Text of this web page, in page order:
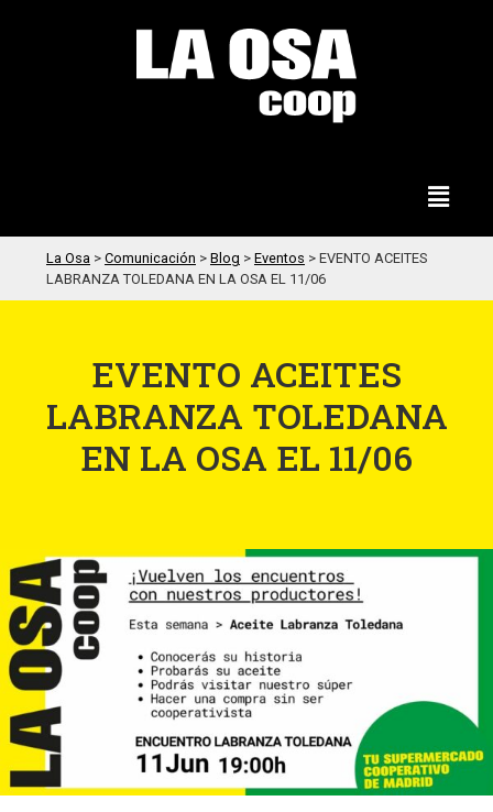
La Osa > Comunicación > Blog > Eventos > EVENTO ACEITES
LABRANZA TOLEDANA EN LA OSA EL 11/06
EVENTO ACEITES
LABRANZA TOLEDANA
EN LA OSA EL 11/06